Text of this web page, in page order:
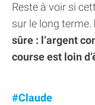
Reste à voir si
sur le long terme.
sûre : l’argent
course est loin
#Claude